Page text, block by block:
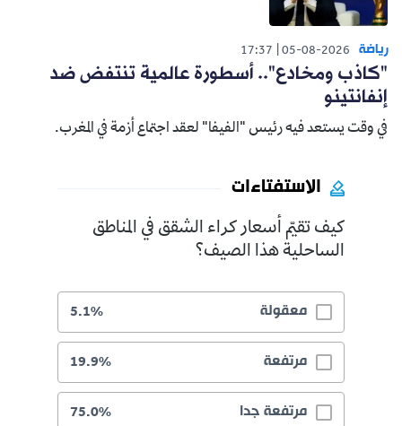
رياضة 05-08-2026
17:37
"كاذب ومخادع".. أسطورة عالمية تنتفض ضد
إنفانتينو
في وقت يستعد فيه رئيس "الفيفا" لعقد اجتماع أزمة في المغرب.
الاستفتاءات
كيف تقيّم أسعار كراء الشقق في المناطق
الساحلية هذا الصيف؟
معقولة 5.1%
مرتفعة 19.9%
مرتفعة جدا 75.0%